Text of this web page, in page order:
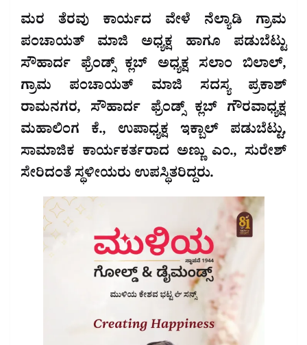
ಮರ ತೆರವು ಕಾರ್ಯದ ವೇಳೆ ನೆಲ್ಯಾಡಿ ಗ್ರಾಮ
ಪಂಚಾಯತ್ ಮಾಜಿ ಅಧ್ಯಕ್ಷ ಹಾಗೂ ಪಡುಬೆಟ್ಟು
ಸೌಹಾರ್ದ ಫ್ರೆಂಡ್ಸ್ ಕ್ಲಬ್ ಅಧ್ಯಕ್ಷ ಸಲಾಂ ಬಿಲಾಲ್,
ಗ್ರಾಮ ಪಂಚಾಯತ್ ಮಾಜಿ ಸದಸ್ಯ ಪ್ರಕಾಶ್
ರಾಮನಗರ, ಸೌಹಾರ್ದ ಫ್ರೆಂಡ್ಸ್ ಕ್ಲಬ್ ಗೌರವಾಧ್ಯಕ್ಷ
ಮಹಾಲಿಂಗ ಕೆ., ಉಪಾಧ್ಯಕ್ಷ ಇಕ್ಬಾಲ್ ಪಡುಬೆಟ್ಟು,
ಸಾಮಾಜಿಕ ಕಾರ್ಯಕರ್ತರಾದ ಅಣ್ಣು ಎಂ., ಸುರೇಶ್
ಸೇರಿದಂತೆ ಸ್ಥಳೀಯರು ಉಪಸ್ಥಿತರಿದ್ದರು.